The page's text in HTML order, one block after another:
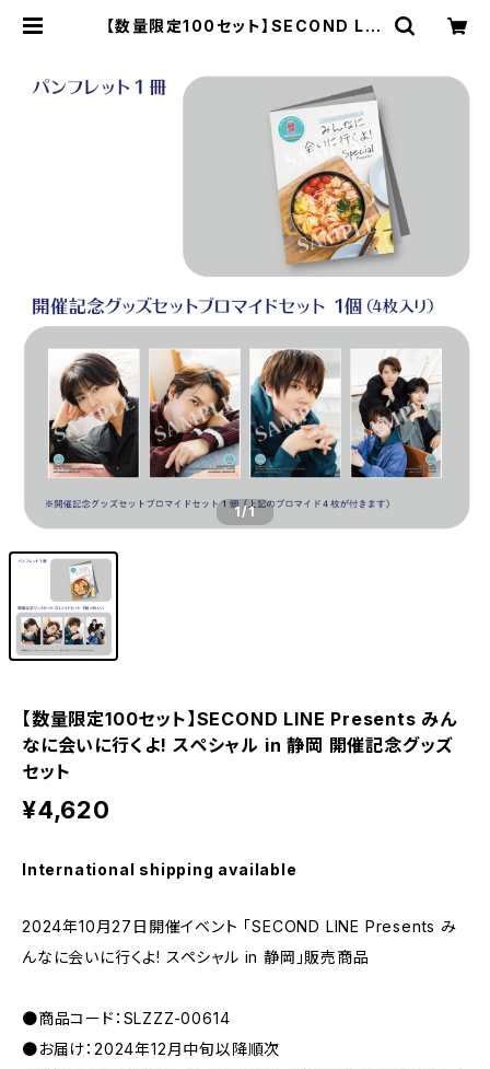
【数量限定100セット】SECOND LIN
ット | SECOND LINE ONLINE SH
1/1
【数量限定100セット】SECOND LINE Presents みん
なに会いに行くよ! スペシャル in 静岡 開催記念グッズ
セット
¥4,620
International shipping available
2024年10月27日開催イベント 「SECOND LINE Presents み
んなに会いに行くよ! スペシャル in 静岡」販売商品
●商品コード：SLZZZ-00614
●お届け：2024年12月中旬以降順次